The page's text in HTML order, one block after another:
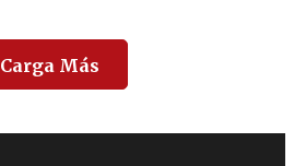
Carga Más